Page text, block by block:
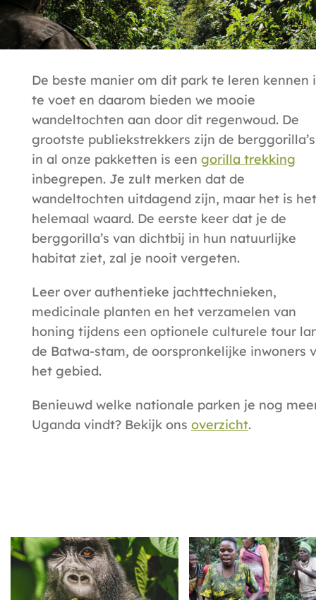
De beste manier om dit park te leren kennen
te voet en daarom bieden we mooie
wandeltochten aan door dit regenwoud. De
grootste publiekstrekkers zijn de
in al onze pakketten is een gorilla trekking
inbegrepen. Je zult merken dat de
wandeltochten uitdagend zijn, maar het is het
helemaal waard. De eerste keer dat je de
berggorilla’s van dichtbij in hun natuurlijke
habitat ziet, zal je nooit vergeten.
Leer over authentieke jachttechnieken,
medicinale planten en het verzamelen van
honing tijdens een optionele culturele tour
de Batwa-stam, de oorspronkelijke inwoners
het gebied.
Benieuwd welke nationale parken je nog
Uganda vindt? Bekijk ons overzicht.